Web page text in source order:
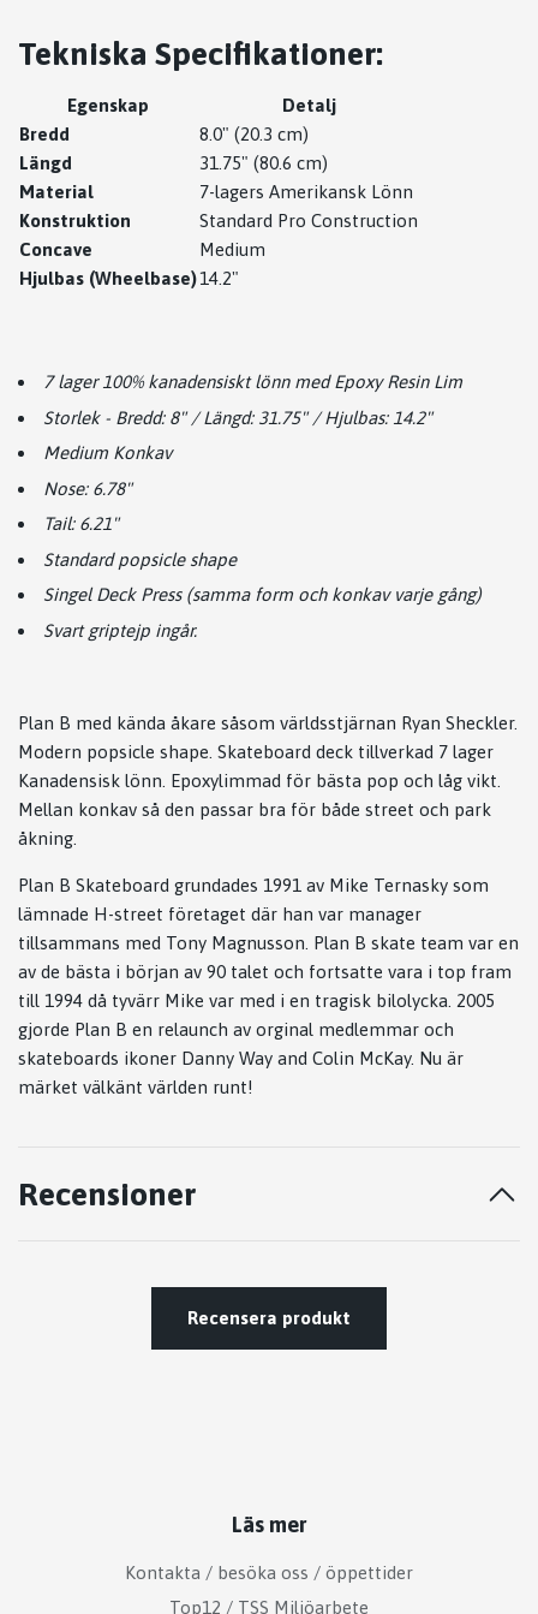
Tekniska Specifikationer:
Egenskap
Detalj
Bredd
8.0" (20.3 cm)
Längd
31.75" (80.6 cm)
Material
7-lagers Amerikansk Lönn
Konstruktion
Standard Pro Construction
Concave
Medium
Hjulbas (Wheelbase)14.2"
7 lager 100% kanadensiskt lönn med Epoxy Resin Lim
Storlek - Bredd: 8" / Längd: 31.75" / Hjulbas: 14.2"
Medium Konkav
Nose: 6.78"
Tail: 6.21"
Standard popsicle shape
Singel Deck Press (samma form och konkav varje gång)
Svart griptejp ingår.
Plan B med kända åkare såsom världsstjärnan Ryan Sheckler.
Modern popsicle shape. Skateboard deck tillverkad 7 lager
Kanadensisk lönn. Epoxylimmad för bästa pop och låg vikt.
Mellan konkav så den passar bra för både street och park
åkning.
Plan B Skateboard grundades 1991 av Mike Ternasky som
lämnade H-street företaget där han var manager
tillsammans med Tony Magnusson. Plan B skate team var en
av de bästa i början av 90 talet och fortsatte vara i top fram
till 1994 då tyvärr Mike var med i en tragisk bilolycka. 2005
gjorde Plan B en relaunch av orginal medlemmar och
skateboards ikoner Danny Way and Colin McKay. Nu är
märket välkänt världen runt!
Recensioner
Recensera produkt
Läs mer
Kontakta / besöka oss / öppettider
Top12 / TSS Miljöarbete